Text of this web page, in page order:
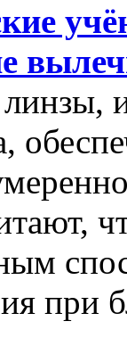
при